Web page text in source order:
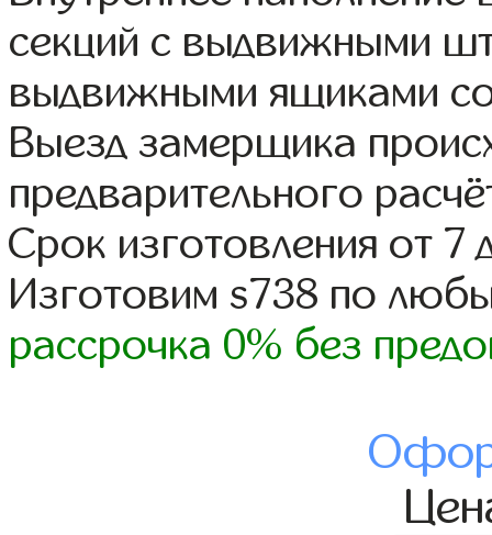
секций с выдвижными
выдвижными ящиками
Выезд замерщика
предварительного
Срок изготовления от 7
Изготовим s738 по
рассрочка 0% без